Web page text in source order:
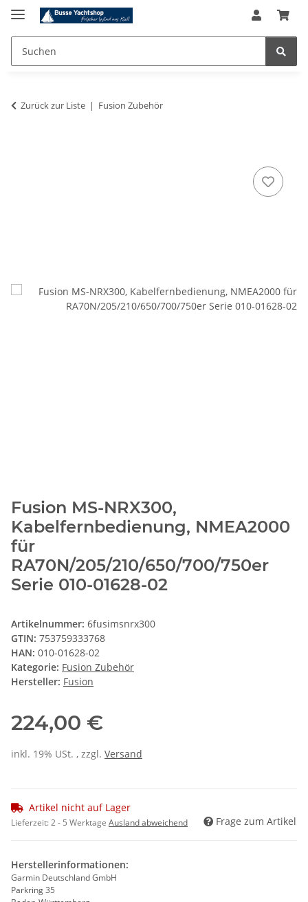
Zurück zur Liste Fusion Zubehör
Fusion MS-NRX300,
Kabelfernbedienung, NMEA2000
für
RA70N/205/210/650/700/750er
Serie 010-01628-02
Artikelnummer: 6fusimsnrx300
GTIN: 753759333768
HAN: 010-01628-02
Kategorie: Fusion Zubehör
Hersteller: Fusion
224,00 €
inkl. 19% USt. , zzgl. Versand
Artikel nicht auf Lager
Lieferzeit:2 - 5 Werktage Ausland abweichend Frage zum Artikel
Herstellerinformationen:
Garmin Deutschland GmbH
Parkring 35